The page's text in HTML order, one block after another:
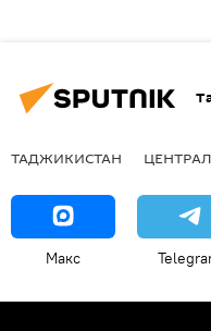
ТАДЖИКИСТАН
Макс